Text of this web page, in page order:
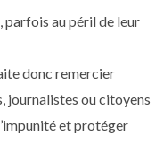
parfois au péril de leur
donc remercier
journalistes ou citoyens
et protéger